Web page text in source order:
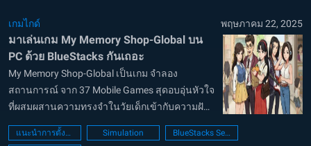
เกมไกด์ พฤษภาคม 22, 2025
มาเล่นเกม My Memory Shop-Global บน
PC ด้วย BlueStacks กันเถอะ
My Memory Shop-Global เป็นเกม จำลอง
สถานการณ์ จาก 37 Mobile Games สุดอบอุ่นหัวใจ
ที่ผสมผสานความทรงจำในวัยเด็กเข้ากับความฝัน
ของเศรษฐีในยุคปัจจุบัน เริ่มต้นจากศูนย์และสร้าง
อาณาจักรธุรกิจของคุณเอง โดยย้อนเวลากลับไป
แนะนำการตั้งค่า PC Simulation
BlueStacks Setup